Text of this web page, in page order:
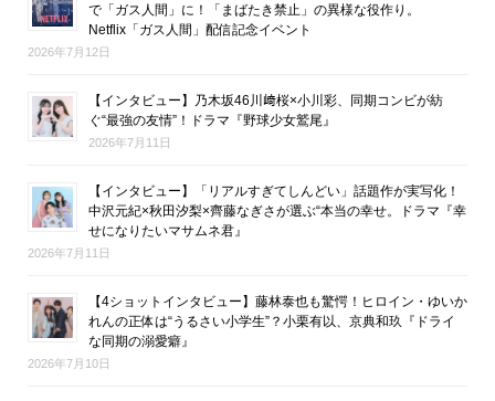
で「ガス人間」に！「まばたき禁止」の異様な役作り。
Netflix「ガス人間」配信記念イベント
2026年7月12日
【インタビュー】乃木坂46川﨑桜×小川彩、同期コンビが紡
ぐ“最強の友情”！ドラマ『野球少女鷲尾』
2026年7月11日
【インタビュー】「リアルすぎてしんどい」話題作が実写化！
中沢元紀×秋田汐梨×齊藤なぎさが選ぶ“本当の幸せ。ドラマ『幸
せになりたいマサムネ君』
2026年7月11日
【4ショットインタビュー】藤林泰也も驚愕！ヒロイン・ゆいか
れんの正体は“うるさい小学生”？小栗有以、京典和玖『ドライ
な同期の溺愛癖』
2026年7月10日